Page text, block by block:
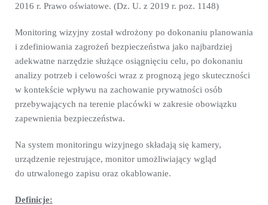
2016 r. Prawo oświatowe. (Dz. U. z 2019 r. poz. 1148)
Monitoring wizyjny został wdrożony po dokonaniu planowania
i zdefiniowania zagrożeń bezpieczeństwa jako najbardziej
adekwatne narzędzie służące osiągnięciu celu, po dokonaniu
analizy potrzeb i celowości wraz z prognozą jego skuteczności
w kontekście wpływu na zachowanie prywatności osób
przebywających na terenie placówki w zakresie obowiązku
zapewnienia bezpieczeństwa.
Na system monitoringu wizyjnego składają się kamery,
urządzenie rejestrujące, monitor umożliwiający wgląd
do utrwalonego zapisu oraz okablowanie.
Definicje: